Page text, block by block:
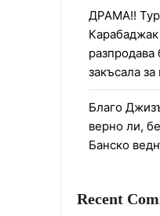
ДРАМА!!
Карабаджак
закъсала
Благо
верно ли,
Банско
Recent